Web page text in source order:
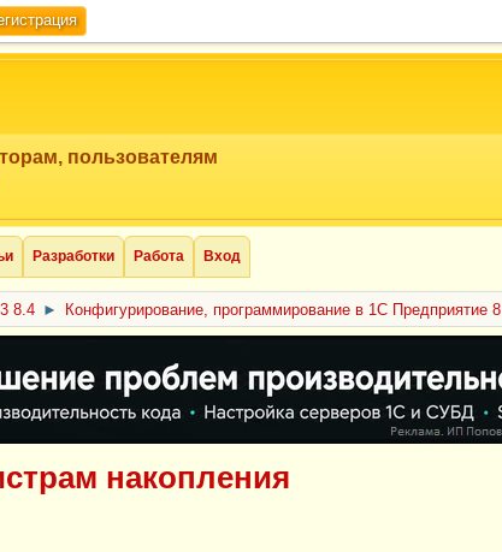
пользователям
Разработки Работа Вход
8.4 ► Конфигурирование, программирование в 1С Предприятие 8
накопления